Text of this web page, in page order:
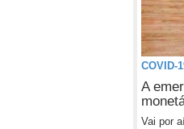
COVID-
A
Vai por